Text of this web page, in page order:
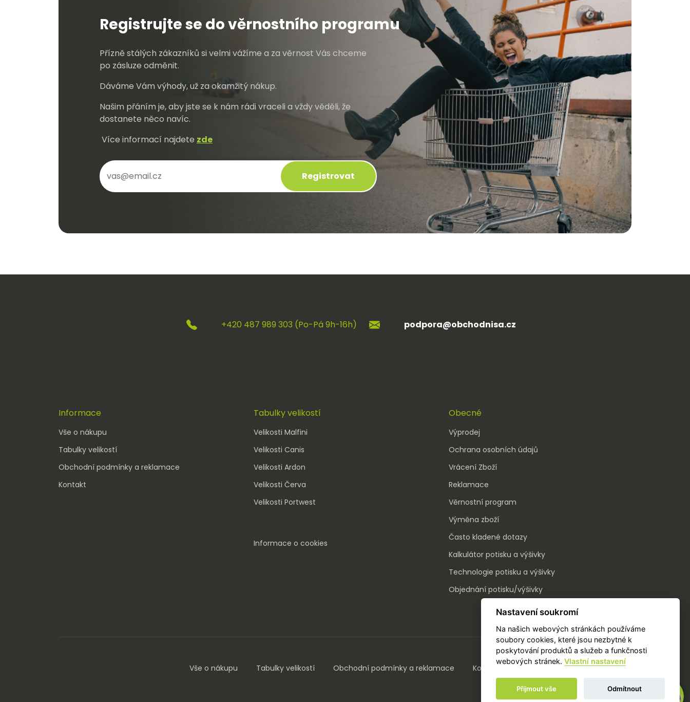
Registrujte se do věrnostního programu
Přízně stálých zákazníků si velmi vážíme a za věrnost Vás chceme
po zásluze odměnit.
Dáváme Vám výhody, už za okamžitý nákup.
Našim přáním je, aby jste se k nám rádi vraceli a vždy věděli, že
dostanete něco navíc.
Více informací najdete zde
Registrovat
+420 487 989 303 (Po-Pá 9h-16h) podpora@obchodnisa.cz
Informace
Vše o nákupu
Tabulky velikostí
Obchodní podmínky a reklamace
Kontakt
Tabulky velikostí
Velikosti Malfini
Velikosti Canis
Velikosti Ardon
Velikosti Červa
Velikosti Portwest
Informace o cookies
Obecné
Výprodej
Ochrana osobních údajů
Vrácení Zboží
Reklamace
Věrnostní program
Výměna zboží
Často kladené dotazy
Kalkulátor potisku a výšivky
Technologie potisku a výšivky
Objednání potisku/výšivky
Vše o nákupu Tabulky velikostí Obchodní podmínky a reklamace Kontakt
Nastavení soukromí
Na našich webových stránkách používáme
soubory cookies, které jsou nezbytné k
poskytování produktů a služeb a funkčnosti
webových stránek. Vlastní nastavení
Přijmout vše Odmítnout